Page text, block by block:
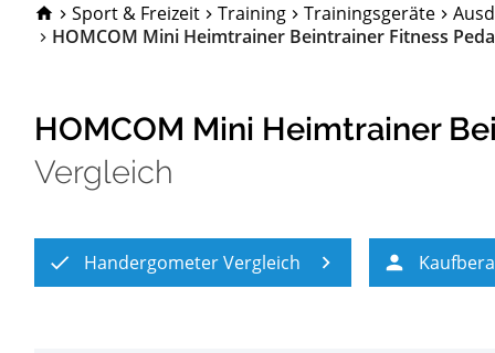
TopRatgeber24.de
Sport & Freizeit Training Trainingsgeräte
HOMCOM Mini Heimtrainer Beintrainer Fitness
HOMCOM Mini Heimtrainer
Vergleich
Handergometer Vergleich